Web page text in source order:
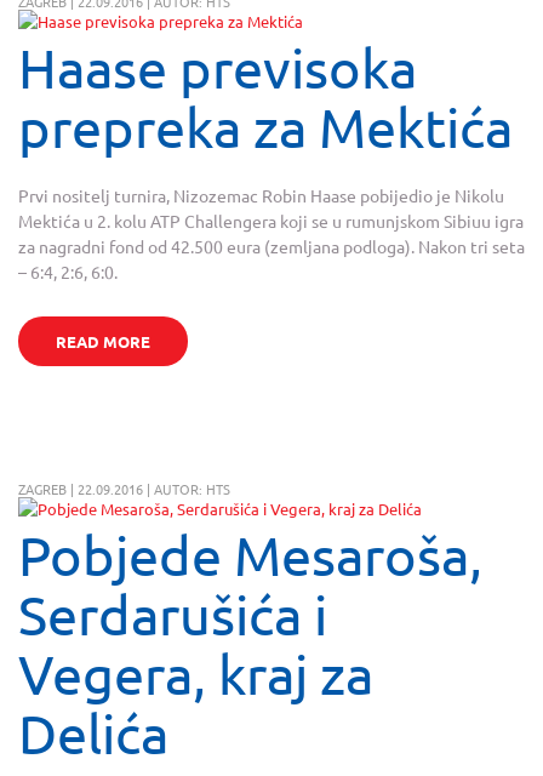
Haase previsoka
prepreka za Mektića
Prvi nositelj turnira, Nizozemac Robin Haase pobijedio je Nikolu
Mektića u 2. kolu ATP Challengera koji se u rumunjskom Sibiuu igra
za nagradni fond od 42.500 eura (zemljana podloga). Nakon tri seta
– 6:4, 2:6, 6:0.
READ MORE
ZAGREB | 22.09.2016 | AUTOR: HTS
Pobjede Mesaroša,
Serdarušića i
Vegera, kraj za
Delića